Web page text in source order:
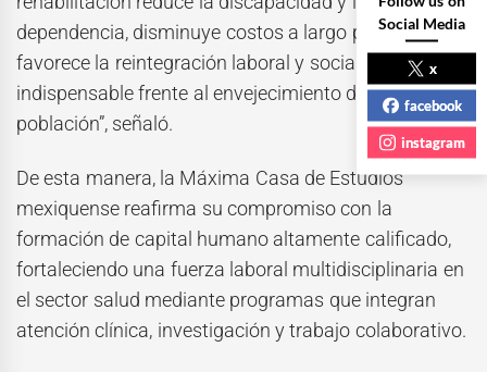
dependencia, disminuye costos a largo plazo,
favorece la reintegración laboral y social, y resulta
indispensable frente al envejecimiento de la
población”, señaló.
De esta manera, la Máxima Casa de Estudios
mexiquense reafirma su compromiso con la
formación de capital humano altamente calificado,
fortaleciendo una fuerza laboral multidisciplinaria en
el sector salud mediante programas que integran
atención clínica, investigación y trabajo colaborativo.
Social Media
x
facebook
instagram